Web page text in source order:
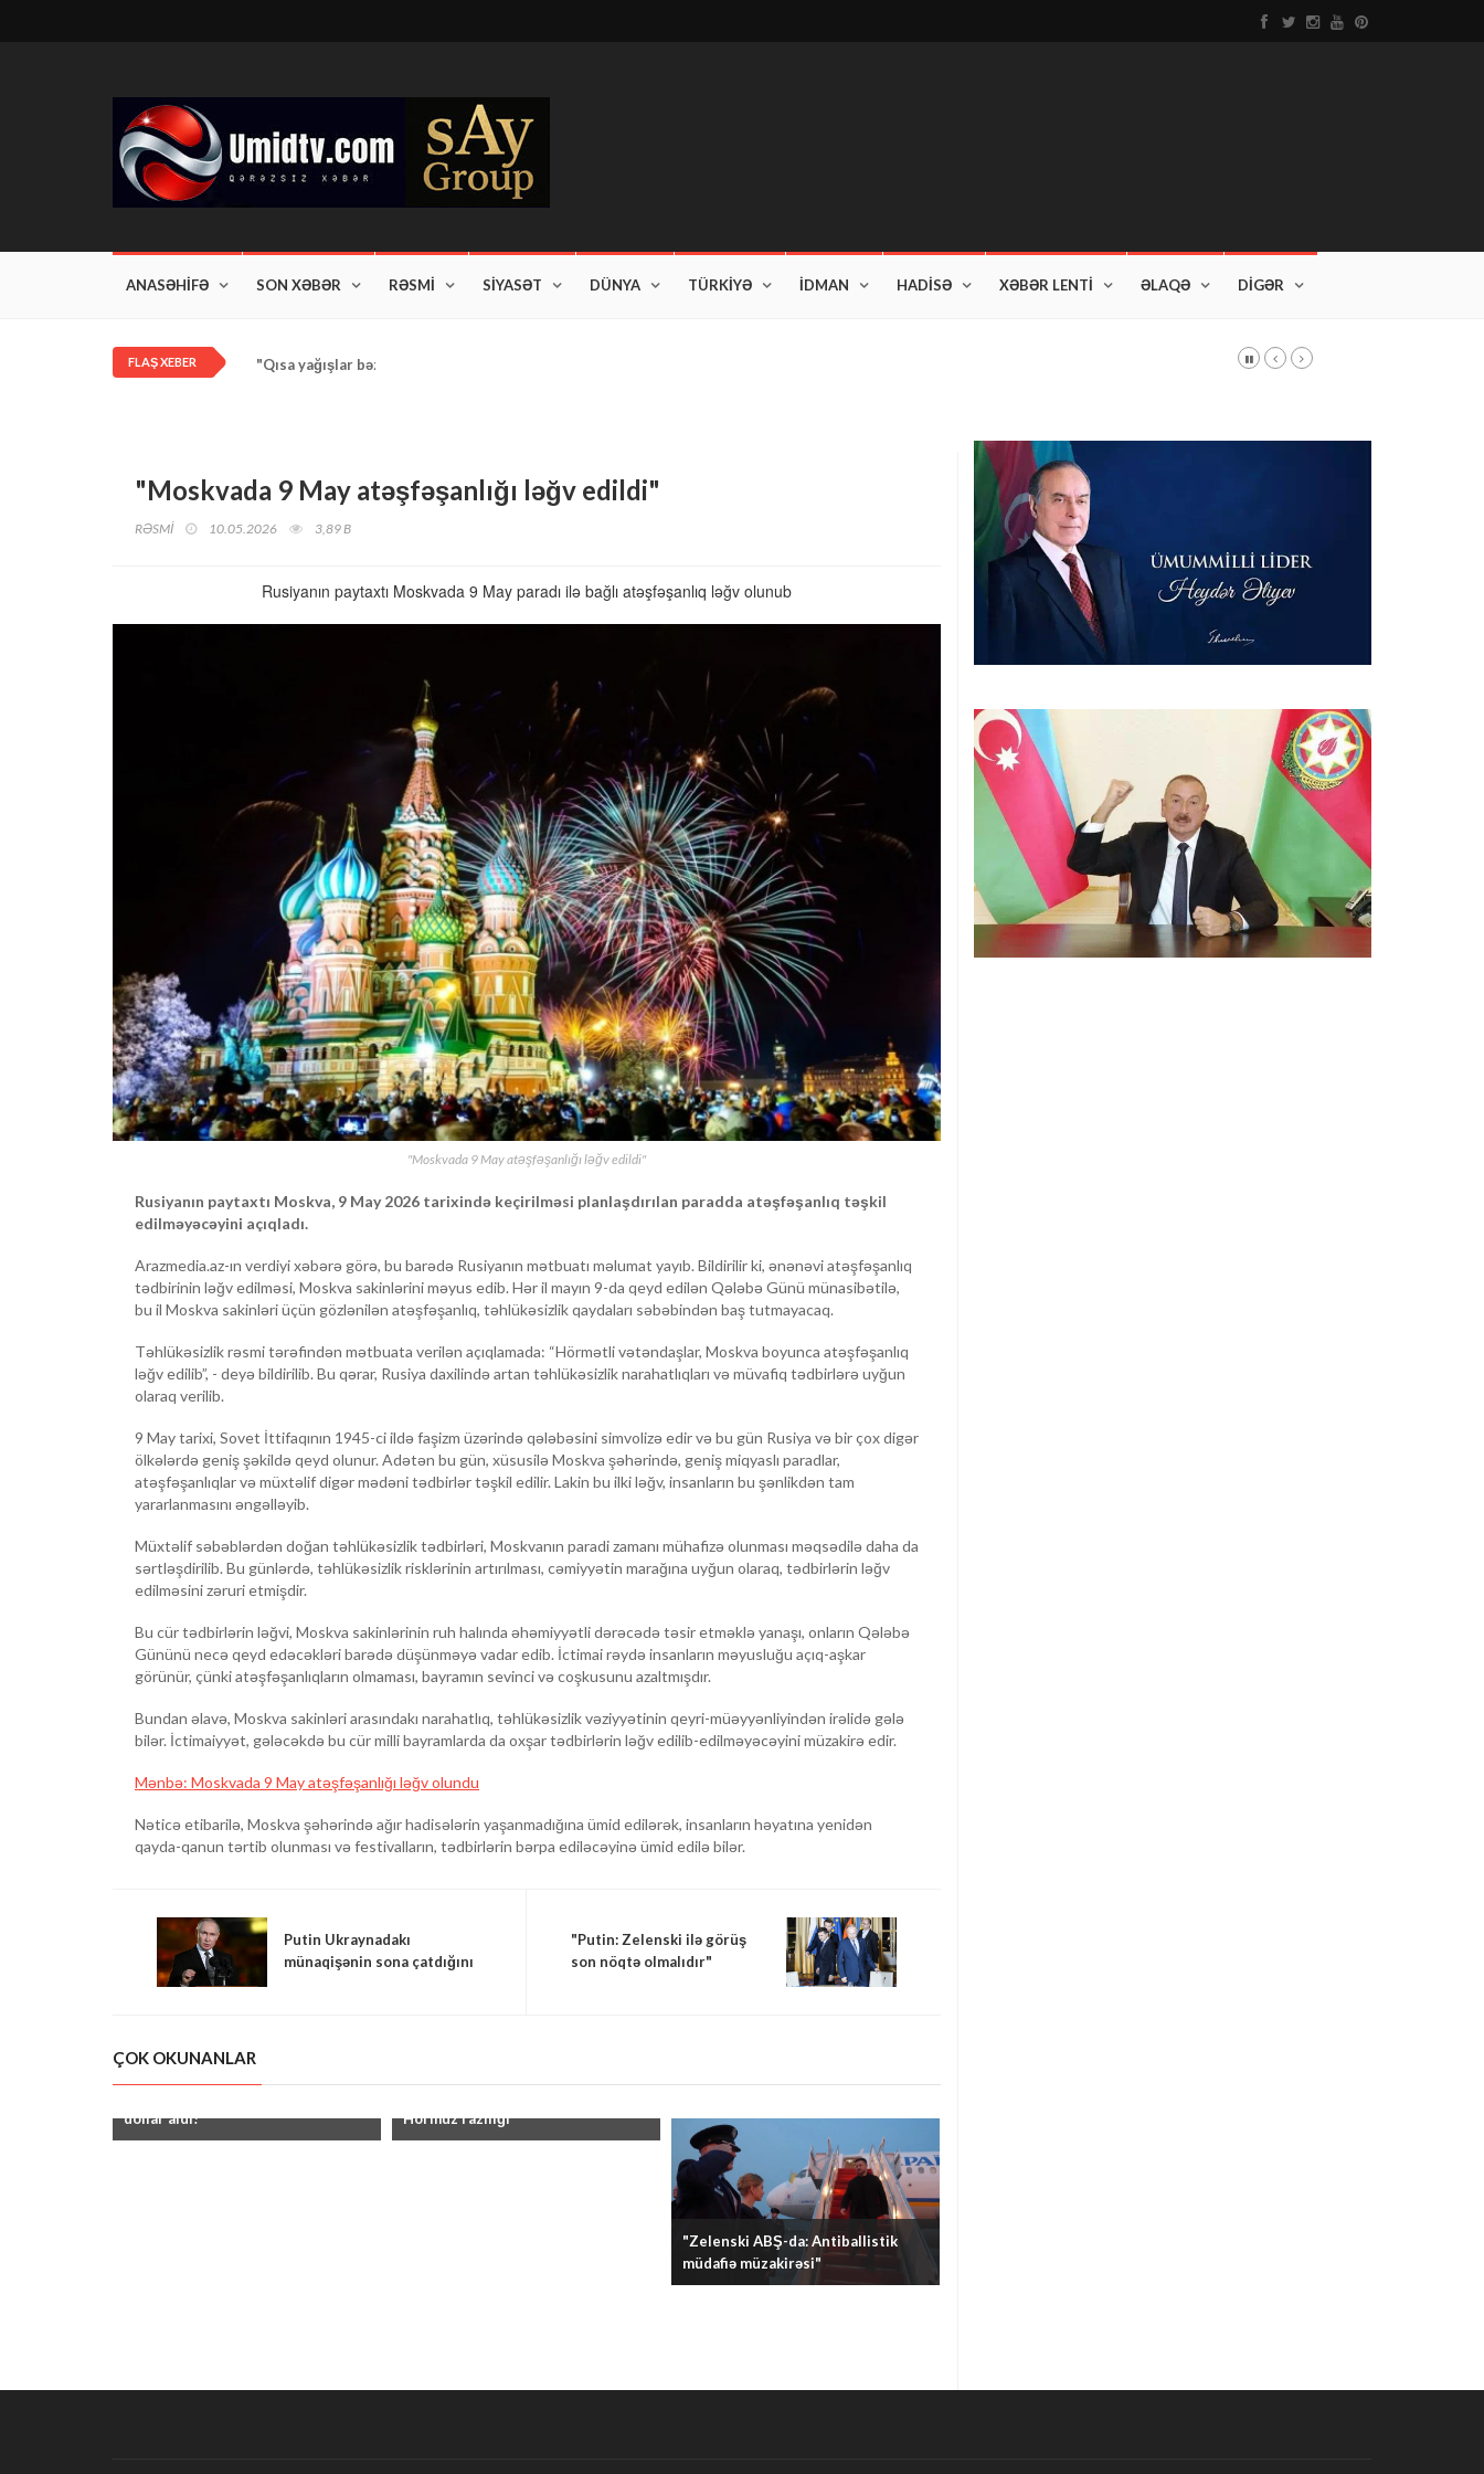
ANASƏHİFƏ SON XƏBƏR RƏSMİ SİYASƏT DÜNYA TÜRKİYƏ İDMAN HADİSƏ XƏBƏR LENTİ ƏLAQƏ DİGƏR
FLAŞ XEBER "Qısa yağışlar bəzi rayonlarda davam edir"
"Moskvada 9 May atəşfəşanlığı ləğv edildi"
RƏSMİ 10.05.2026 3,89 B
Rusiyanın paytaxtı Moskvada 9 May paradı ilə bağlı atəşfəşanlıq ləğv olunub
"Moskvada 9 May atəşfəşanlığı ləğv edildi"
Rusiyanın paytaxtı Moskva, 9 May 2026 tarixində keçirilməsi planlaşdırılan paradda atəşfəşanlıq təşkil
edilməyəcəyini açıqladı.
Arazmedia.az-ın verdiyi xəbərə görə, bu barədə Rusiyanın mətbuatı məlumat yayıb. Bildirilir ki, ənənəvi atəşfəşanlıq
tədbirinin ləğv edilməsi, Moskva sakinlərini məyus edib. Hər il mayın 9-da qeyd edilən Qələbə Günü münasibətilə,
bu il Moskva sakinləri üçün gözlənilən atəşfəşanlıq, təhlükəsizlik qaydaları səbəbindən baş tutmayacaq.
Təhlükəsizlik rəsmi tərəfindən mətbuata verilən açıqlamada: “Hörmətli vətəndaşlar, Moskva boyunca atəşfəşanlıq
ləğv edilib”, - deyə bildirilib. Bu qərar, Rusiya daxilində artan təhlükəsizlik narahatlıqları və müvafiq tədbirlərə uyğun
olaraq verilib.
9 May tarixi, Sovet İttifaqının 1945-ci ildə faşizm üzərində qələbəsini simvolizə edir və bu gün Rusiya və bir çox digər
ölkələrdə geniş şəkildə qeyd olunur. Adətən bu gün, xüsusilə Moskva şəhərində, geniş miqyaslı paradlar,
atəşfəşanlıqlar və müxtəlif digər mədəni tədbirlər təşkil edilir. Lakin bu ilki ləğv, insanların bu şənlikdən tam
yararlanmasını əngəlləyib.
Müxtəlif səbəblərdən doğan təhlükəsizlik tədbirləri, Moskvanın paradi zamanı mühafizə olunması məqsədilə daha da
sərtləşdirilib. Bu günlərdə, təhlükəsizlik risklərinin artırılması, cəmiyyətin marağına uyğun olaraq, tədbirlərin ləğv
edilməsini zəruri etmişdir.
Bu cür tədbirlərin ləğvi, Moskva sakinlərinin ruh halında əhəmiyyətli dərəcədə təsir etməklə yanaşı, onların Qələbə
Gününü necə qeyd edəcəkləri barədə düşünməyə vadar edib. İctimai rəydə insanların məyusluğu açıq-aşkar
görünür, çünki atəşfəşanlıqların olmaması, bayramın sevinci və coşkusunu azaltmışdır.
Bundan əlavə, Moskva sakinləri arasındakı narahatlıq, təhlükəsizlik vəziyyətinin qeyri-müəyyənliyindən irəlidə gələ
bilər. İctimaiyyət, gələcəkdə bu cür milli bayramlarda da oxşar tədbirlərin ləğv edilib-edilməyəcəyini müzakirə edir.
Mənbə: Moskvada 9 May atəşfəşanlığı ləğv olundu
Nəticə etibarilə, Moskva şəhərində ağır hadisələrin yaşanmadığına ümid edilərək, insanların həyatına yenidən
qayda-qanun tərtib olunması və festivalların, tədbirlərin bərpa ediləcəyinə ümid edilə bilər.
Putin Ukraynadakı
münaqişənin sona çatdığını
"Putin: Zelenski ilə görüş
son nöqtə olmalıdır"
ÇOK OKUNANLAR
dollar aldı!"
Hörmüz razılığı"
"Zelenski ABŞ-da: Antiballistik
müdafiə müzakirəsi"